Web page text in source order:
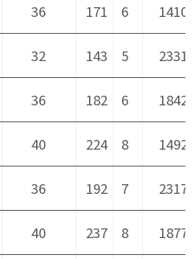
36 171 6 1410
32 143 5 2331
36 182 6 1842
40 224 8 1492
36 192 7 2317
40 237 8 1877